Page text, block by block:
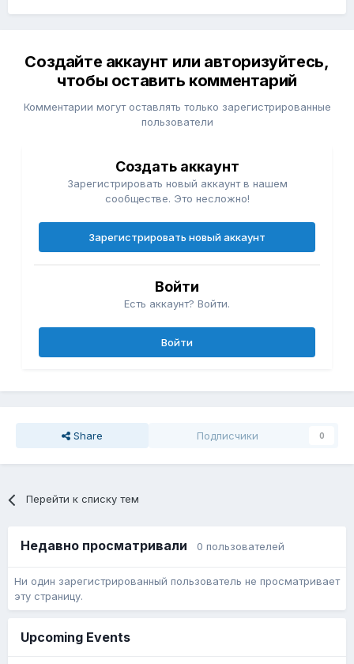
Создайте аккаунт или авторизуйтесь,
чтобы оставить комментарий
Комментарии могут оставлять только зарегистрированные
пользователи
Создать аккаунт
Зарегистрировать новый аккаунт в нашем
сообществе. Это несложно!
Зарегистрировать новый аккаунт
Войти
Есть аккаунт? Войти.
Войти
Share Подписчики 0
Перейти к списку тем
Недавно просматривали 0 пользователей
Ни один зарегистрированный пользователь не просматривает
эту страницу.
Upcoming Events